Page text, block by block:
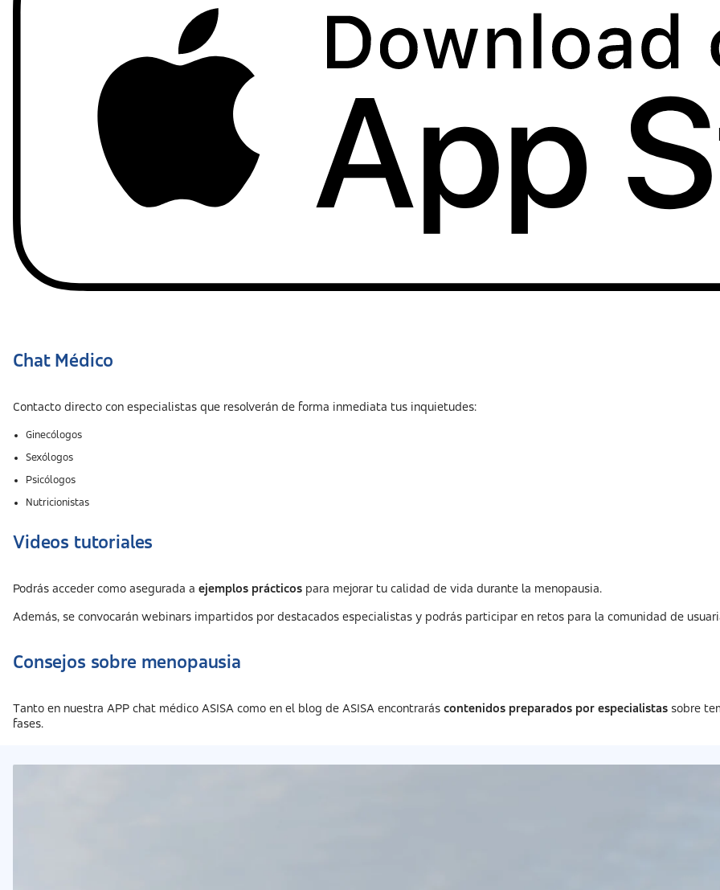
Chat Médico
Contacto directo con especialistas que resolverán de forma inmediata tus inquietudes:
Ginecólogos
Sexólogos
Psicólogos
Nutricionistas
Videos tutoriales
Podrás acceder como asegurada a ejemplos prácticos para mejorar tu calidad de vida durante la menopausia.
Además, se convocarán webinars impartidos por destacados especialistas y podrás participar en retos para la comunidad de
Consejos sobre menopausia
Tanto en nuestra APP chat médico ASISA como en el blog de ASISA encontrarás contenidos preparados por especialistas sobre
fases.